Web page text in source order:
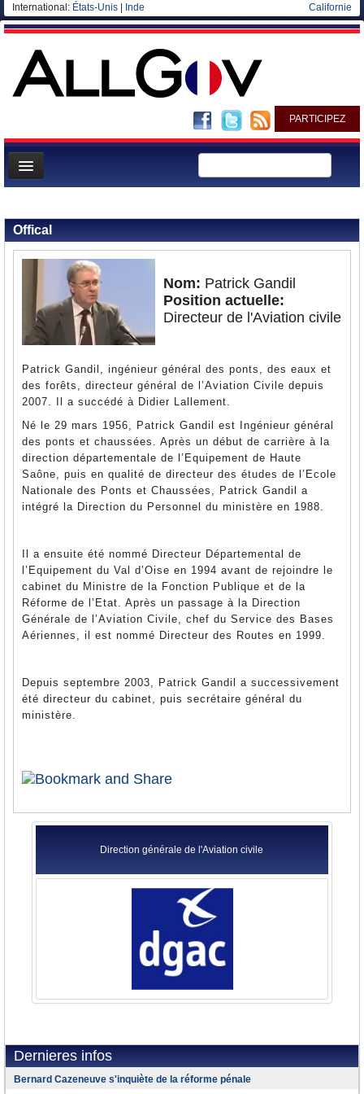
International: États-Unis Inde Californie
PARTICIPEZ
Infos
Gouvernement
Ministères/Directions
Elections européennes
Offical
Nom: Patrick Gandil
Position actuelle:
Directeur de l'Aviation civile
Patrick Gandil, ingénieur général des ponts, des eaux et
des forêts, directeur général de l’Aviation Civile depuis
2007. Il a succédé à Didier Lallement.
Né le 29 mars 1956, Patrick Gandil est Ingénieur général
des ponts et chaussées. Après un début de carrière à la
direction départementale de l’Equipement de Haute
Saône, puis en qualité de directeur des études de l’Ecole
Nationale des Ponts et Chaussées, Patrick Gandil a
intégré la Direction du Personnel du ministère en 1988.
Il a ensuite été nommé Directeur Départemental de
l’Equipement du Val d’Oise en 1994 avant de rejoindre le
cabinet du Ministre de la Fonction Publique et de la
Réforme de l’Etat. Après un passage à la Direction
Générale de l’Aviation Civile, chef du Service des Bases
Aériennes, il est nommé Directeur des Routes en 1999.
Depuis septembre 2003, Patrick Gandil a successivement
été directeur du cabinet, puis secrétaire général du
ministère.
Direction générale de l'Aviation civile
Dernieres infos
Bernard Cazeneuve s'inquiète de la réforme pénale